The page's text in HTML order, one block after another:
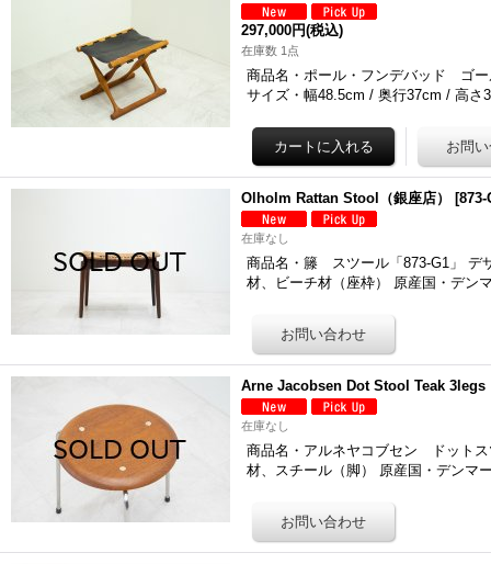
297,000円(税込)
在庫数 1点
商品名・ポール・フンデバッド ゴ
サイズ・幅48.5cm / 奥行37cm / 高
Olholm Rattan Stool（銀座店） [873-
在庫なし
商品名・籐 スツール「873-G1」 デ
材、ビーチ材（座枠） 原産国・デン
Arne Jacobsen Dot Stool Teak 3legs
在庫なし
商品名・アルネヤコブセン ドットス
材、スチール（脚） 原産国・デンマ